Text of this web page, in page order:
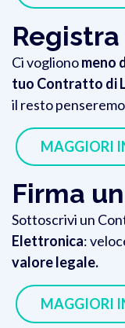
Ci voglionomeno
tuo Contratto di
il resto
MAGGIORI
Firma
Sottoscrivi un
Elettronica:
valore legale.
MAGGIORI